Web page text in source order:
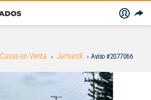
Casas en Venta Jamundí Aviso #2077066